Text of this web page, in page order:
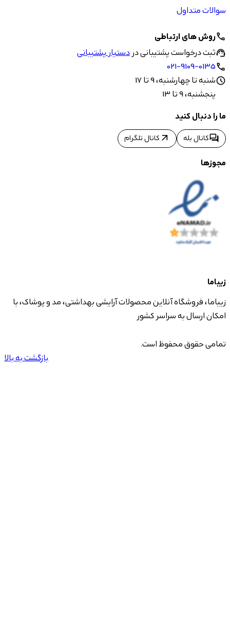
سوالات متداول
callروش های ارتباطی
support_agentثبت درخواست پشتیبانی دردستیار پشتیبانی
call
021-9109-0135
scheduleشنبه تا چهارشنبه، 9 تا 17
پنجشنبه، 9 تا 13
ما را دنبال کنید
forumکانال بله arrow_outward کانال تلگرام
مجوزها
زیباما
زیباما، فروشگاه آنلاین محصولات آرایشی بهداشتی، مد و پوشاک، با
امکان ارسال به سراسر کشور
تمامی حقوق محفوظ است.
بازگشت به بالا